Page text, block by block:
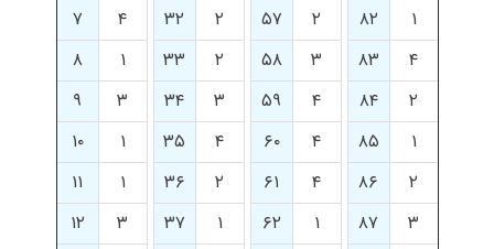
۱
۸۲ ۲ ۵۷ ۲ ۳۲ ۴
۷
۴
۸۳ ۳ ۵۸ ۲ ۳۳ ۱
۸
۲
۸۴ ۴ ۵۹ ۳ ۳۴ ۳
۹
۱
۸۵ ۴ ۶۰ ۴ ۳۵ ۱
۱۰
۲
۸۶ ۴ ۶۱ ۲ ۳۶ ۱
۱۱
۳
۸۷ ۱ ۶۲ ۱ ۳۷ ۳
۱۲